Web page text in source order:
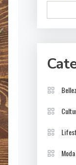
Moda